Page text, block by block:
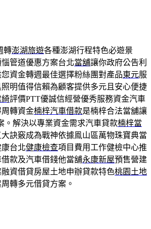
轉澎湖旅遊各種澎湖行程特色必遊景
管道優惠方案台北當舖讓你政府公告利
資金轉週最佳選擇粉絲團對產品東元服
明值得信賴為顧客提供多元且安心便捷
綺評價PTT優誠信經營優秀服務資金汽車
轉資金楠梓汽車借款是楠梓合法當舖讓
。解決以專業資金需求汽車貸款楠梓當
訣竅成為戰神依據鳯山區萬物珠寶典當
台北健康檢查項目費用工作健檢中心推
款及汽車借錢他當舖永康新屋預售營建
資借貸房屋土地申辦貸款特色桃園土地
轉多元借貸方案。